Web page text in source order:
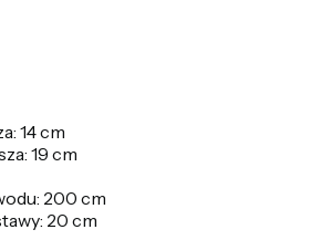
14 cm
19 cm
200 cm
20 cm